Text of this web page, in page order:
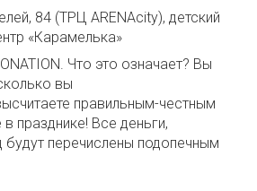
84 (ТРЦ ARENAcity), детский
«Карамелька»
Что это означает? Вы
вы
правильным-честным
в празднике! Все деньги,
будут перечислены подопечным